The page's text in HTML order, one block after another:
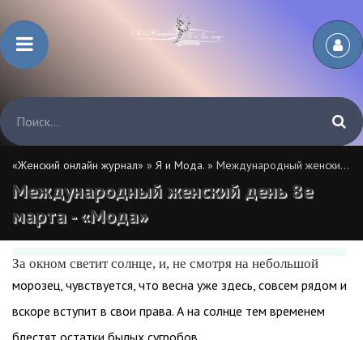
«Женский онлайн журнал» » Я и Мода. » Международный женский день 8е марта - «Мода»
Международный женский день 8е
марта - «Мода»
За окном светит солнце, и, не смотря на небольшой
морозец, чувствуется, что весна уже здесь, совсем рядом и
вскоре вступит в свои права. А на солнце тем временем
блестят остатки былых сугробов.